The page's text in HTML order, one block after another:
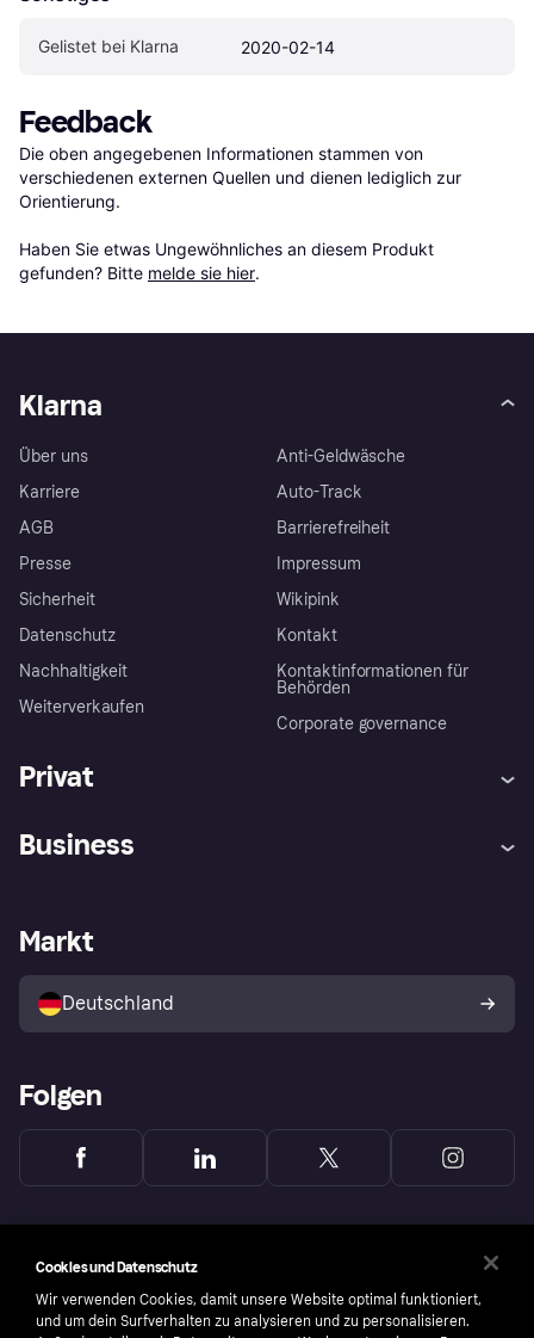
Gelistet bei Klarna 2020-02-14
Feedback
Die oben angegebenen Informationen stammen von
verschiedenen externen Quellen und dienen lediglich zur
Orientierung.
Haben Sie etwas Ungewöhnliches an diesem Produkt
gefunden? Bitte melde sie hier.
Klarna
Über uns
Karriere
AGB
Presse
Sicherheit
Datenschutz
Nachhaltigkeit
Weiterverkaufen
Anti-Geldwäsche
Auto-Track
Barrierefreiheit
Impressum
Wikipink
Kontakt
Kontaktinformationen für
Behörden
Corporate governance
Privat
Klarna App
Shops entdecken
Käuferschutzrichtlinie
Dein Widerrufsrecht
Business
Händlerportal
Markt
Deutschland
Folgen
Cookies und Datenschutz
Wir verwenden Cookies, damit unsere Website optimal funktioniert,
und um dein Surfverhalten zu analysieren und zu personalisieren.